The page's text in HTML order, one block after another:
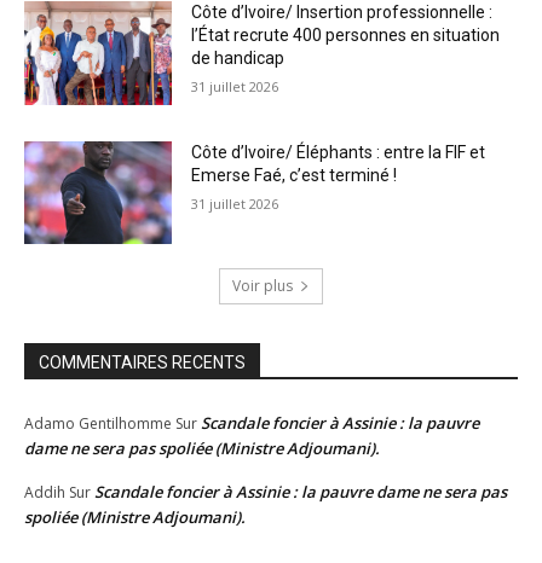
Côte d’Ivoire/ Insertion professionnelle :
l’État recrute 400 personnes en situation
de handicap
31 juillet 2026
Côte d’Ivoire/ Éléphants : entre la FIF et
Emerse Faé, c’est terminé !
31 juillet 2026
Voir plus
COMMENTAIRES RECENTS
Adamo Gentilhomme SurScandale foncier à Assinie : la pauvre
dame ne sera pas spoliée (Ministre Adjoumani).
Addih SurScandale foncier à Assinie : la pauvre dame ne sera pas
spoliée (Ministre Adjoumani).